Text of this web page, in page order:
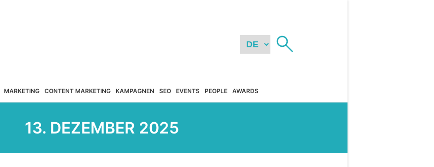
MARKETING CONTENT MARKETING KAMPAGNEN SEO EVENTS PEOPLE AWARDS
13. DEZEMBER 2025